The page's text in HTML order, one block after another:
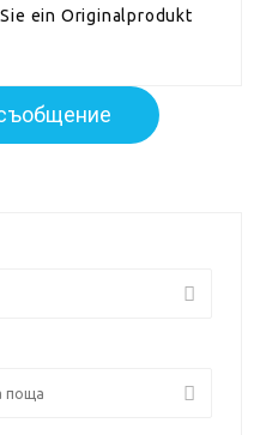
ein Originalprodukt